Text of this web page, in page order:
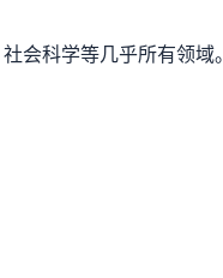
会科学等几乎所有领域。